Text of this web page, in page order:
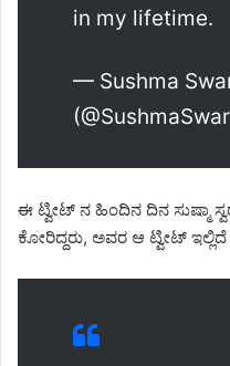
in my lifetime.
— Sushma
ಈ ಟ್ವೀಟ್ ನ ಹಿಂದಿನ ದಿನ ಸುಷ್ಮಾ
ಕೋರಿದ್ದರು, ಅವರ ಆ ಟ್ವೀಟ್